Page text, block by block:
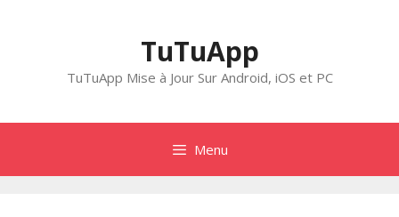
TuTuApp
TuTuApp Mise à Jour Sur Android, iOS et PC
Menu